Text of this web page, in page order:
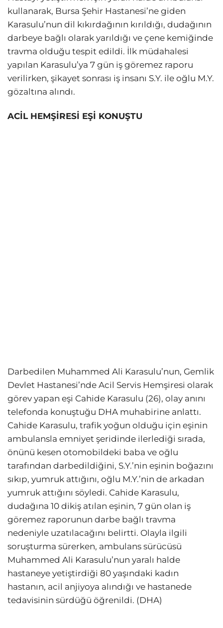
kullanarak, Bursa Şehir Hastanesi’ne giden
Karasulu’nun dil kıkırdağının kırıldığı, dudağının
darbeye bağlı olarak yarıldığı ve çene kemiğinde
travma olduğu tespit edildi. İlk müdahalesi
yapılan Karasulu’ya 7 gün iş göremez raporu
verilirken, şikayet sonrası iş insanı S.Y. ile oğlu M.Y.
gözaltına alındı.
ACİL HEMŞİRESİ EŞİ KONUŞTU
Darbedilen Muhammed Ali Karasulu’nun, Gemlik
Devlet Hastanesi’nde Acil Servis Hemşiresi olarak
görev yapan eşi Cahide Karasulu (26), olay anını
telefonda konuştuğu DHA muhabirine anlattı.
Cahide Karasulu, trafik yoğun olduğu için eşinin
ambulansla emniyet şeridinde ilerlediği sırada,
önünü kesen otomobildeki baba ve oğlu
tarafından darbedildiğini, S.Y.’nin eşinin boğazını
sıkıp, yumruk attığını, oğlu M.Y.’nin de arkadan
yumruk attığını söyledi. Cahide Karasulu,
dudağına 10 dikiş atılan eşinin, 7 gün olan iş
göremez raporunun darbe bağlı travma
nedeniyle uzatılacağını belirtti. Olayla ilgili
soruşturma sürerken, ambulans sürücüsü
Muhammed Ali Karasulu’nun yaralı halde
hastaneye yetiştirdiği 80 yaşındaki kadın
hastanın, acil anjiyoya alındığı ve hastanede
tedavisinin sürdüğü öğrenildi. (DHA)